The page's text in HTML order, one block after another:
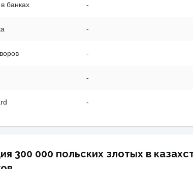
банках -
-
-
-
-
300 000 польских злотых в